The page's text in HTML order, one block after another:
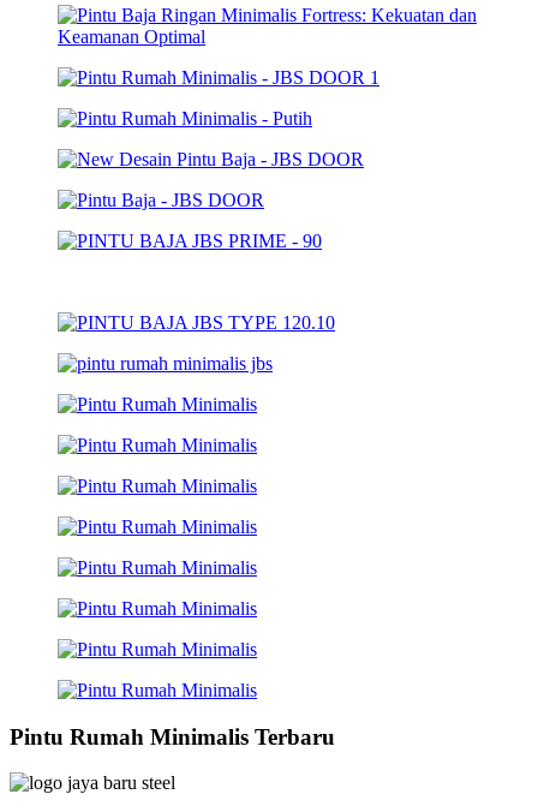
Pintu Rumah Minimalis Terbaru